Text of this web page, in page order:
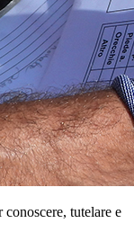
tutelare e